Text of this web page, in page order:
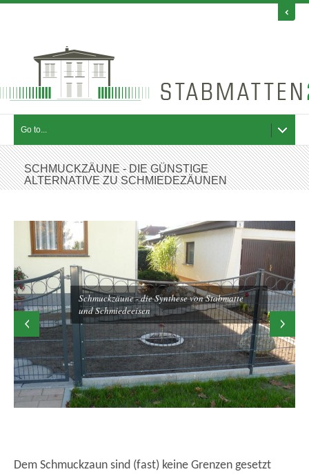
Go to...
SCHMUCKZÄUNE - DIE GÜNSTIGE
ALTERNATIVE ZU SCHMIEDEZÄUNEN
Schmuckzäune - die Synthese von Stabmatte
und Schmiedeeisen
Dem Schmuckzaun sind (fast) keine Grenzen gesetzt